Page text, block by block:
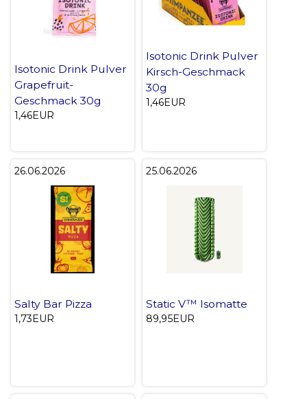
Isotonic Drink Pulver
Grapefruit-
Geschmack 30g
1,46EUR
Isotonic Drink Pulver
Kirsch-Geschmack
30g
1,46EUR
26.06.2026
Salty Bar Pizza
1,73EUR
25.06.2026
Static V™ Isomatte
89,95EUR